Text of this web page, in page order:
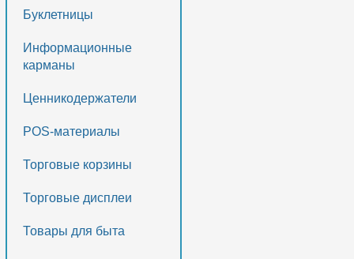
Буклетницы
Информационные
карманы
Ценникодержатели
POS-материалы
Торговые корзины
Торговые дисплеи
Товары для быта